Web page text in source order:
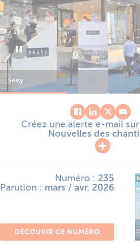
Seaty
1/3
Créez une alerte e-mail
Nouvelles des
Numéro : 235
Parution : mars / avr. 2026
DÉCOUVIR CE NUMÉRO